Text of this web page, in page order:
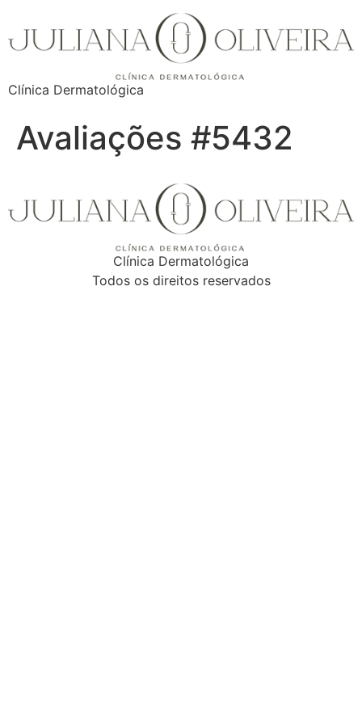
Clínica Dermatológica
Avaliações #5432
Clínica Dermatológica
Todos os direitos reservados